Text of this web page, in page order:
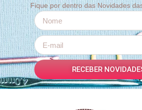
Fique por dentro das Novidades
RECEBER